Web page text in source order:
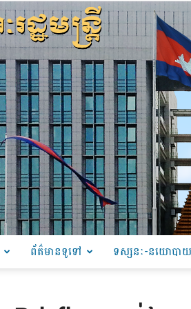
ព័ត៌មានទូទៅ ទស្សនៈ-នយោបាយ